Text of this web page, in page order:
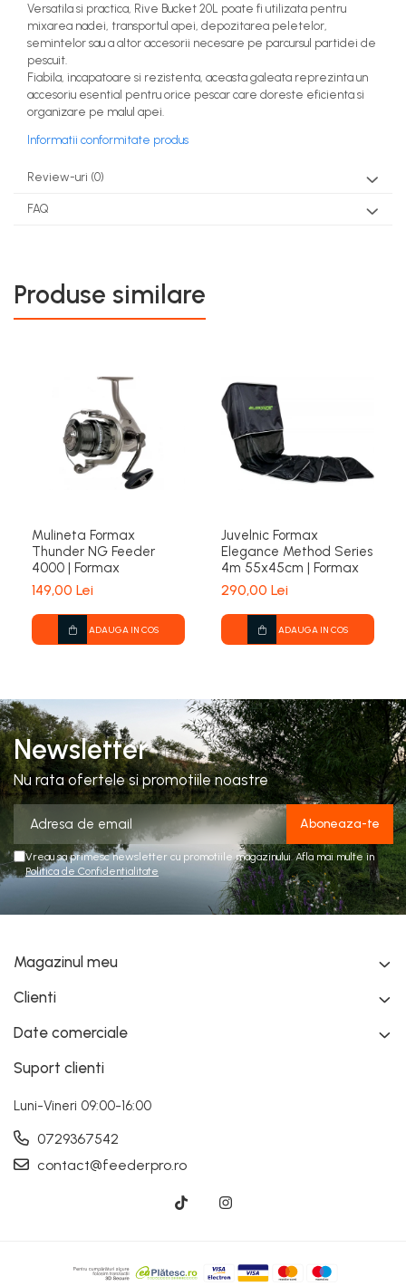
Versatila si practica, Rive Bucket 20L poate fi utilizata pentru
mixarea nadei, transportul apei, depozitarea peletelor,
semintelor sau a altor accesorii necesare pe parcursul partidei de
pescuit.
Fiabila, incapatoare si rezistenta, aceasta galeata reprezinta un
accesoriu esential pentru orice pescar care doreste eficienta si
organizare pe malul apei.
Informatii conformitate produs
Review-uri (0)
FAQ
Produse similare
Mulineta Formax
Thunder NG Feeder
4000 | Formax
149,00 Lei
ADAUGA IN COS
Juvelnic Formax
Elegance Method Series
4m 55x45cm | Formax
290,00 Lei
ADAUGA IN COS
Newsletter
Nu rata ofertele si promotiile noastre
Vreau sa primesc newsletter cu promotiile magazinului. Afla mai multe in
Politica de Confidentialitate
Magazinul meu
Clienti
Date comerciale
Suport clienti
Luni-Vineri 09:00-16:00
0729367542
contact@feederpro.ro